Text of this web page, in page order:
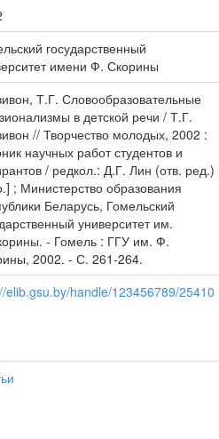
государственный
имени Ф. Скорины
Т.Г. Словообразовательные
в детской речи / Т.Г.
// Творчество молодых, 2002 :
научных работ студентов и
/ редкол.: Д.Г. Лин (отв. ред.)
; Министерство образования
Беларусь, Гомельский
университет им.
- Гомель : ГГУ им. Ф.
2002. - С. 261-264.
elib.gsu.by/handle/123456789/25410